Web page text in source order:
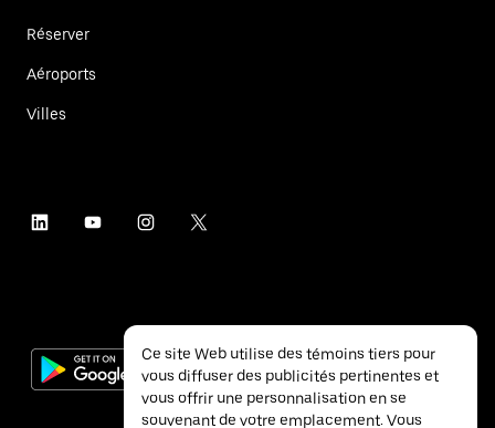
Réserver
Aéroports
Villes
Ce site Web utilise des témoins tiers pour
vous diffuser des publicités pertinentes et
vous offrir une personnalisation en se
souvenant de votre emplacement. Vous